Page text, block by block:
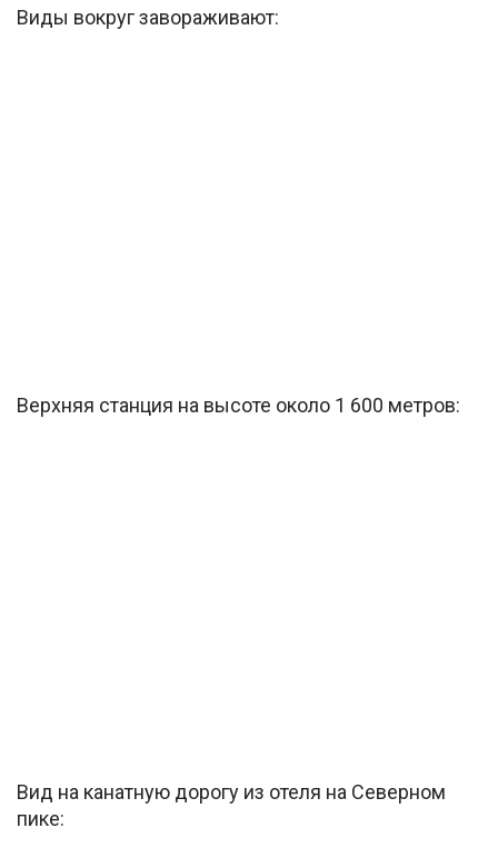
Виды вокруг завораживают:
Верхняя станция на высоте около 1 600 метров:
Вид на канатную дорогу из отеля на Северном
пике: